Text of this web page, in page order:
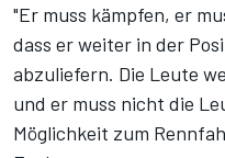
"Er muss kämpfen, er
dass er weiter in der
abzuliefern. Die Leute
und er muss nicht die
Möglichkeit zum